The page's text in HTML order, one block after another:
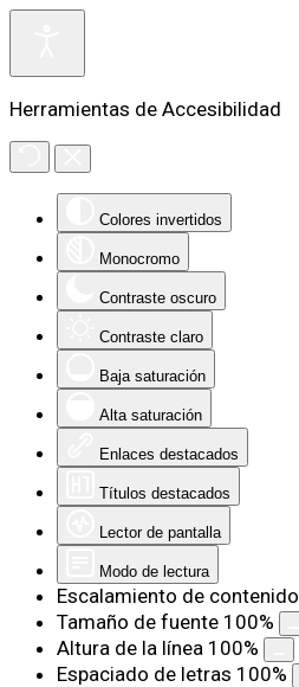
Herramientas de Accesibilidad
Colores invertidos
Monocromo
Contraste oscuro
Contraste claro
Baja saturación
Alta saturación
Enlaces destacados
Títulos destacados
Lector de pantalla
Modo de lectura
Escalamiento de contenido
Tamaño de fuente 100%
Altura de la línea 100%
Espaciado de letras 100%